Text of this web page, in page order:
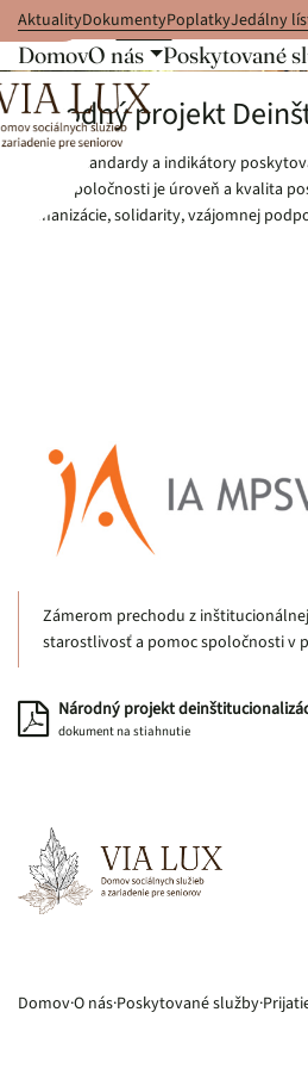
obsah
AktualityDokumentyPoplatkyJedálny
DomovO nás Poskytované
Projekty
Národný projekt
Kritéria, štandardy a indikátory
každej spoločnosti je úroveň a kvalita
humanizácie, solidarity, vzájomnej
Zámerom prechodu z
starostlivosť a pomoc spoločnosti v
Národný projekt
dokument na stiahnutie
DomovO nás Poskytované služby